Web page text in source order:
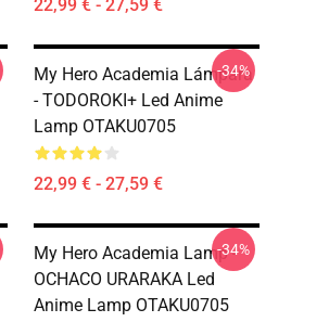
22,99 € - 27,59 €
My Hero Academia Lámpara
- TODOROKI+ Led Anime
Lamp OTAKU0705
22,99 € - 27,59 €
-34%
My Hero Academia Lamp -
OCHACO URARAKA Led
Anime Lamp OTAKU0705
-34%